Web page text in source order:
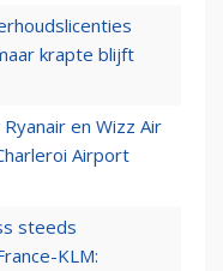
krapte blijft
en Wizz Air
Airport
steeds
KLM: